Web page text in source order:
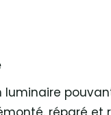
luminaire